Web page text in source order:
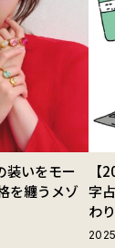
装いをモー
を纏うメゾ
【
字
わ